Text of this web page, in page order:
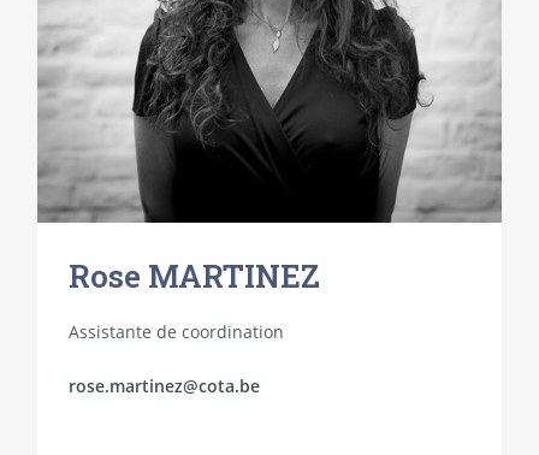
Rose MARTINEZ
Assistante de coordination
rose.martinez@cota.be